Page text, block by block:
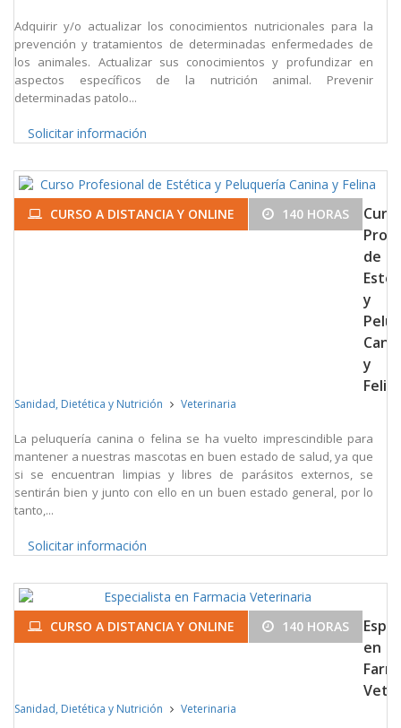
Adquirir y/o actualizar los conocimientos nutricionales para la
prevención y tratamientos de determinadas enfermedades de
los animales. Actualizar sus conocimientos y profundizar en
aspectos específicos de la nutrición animal. Prevenir
determinadas patolo...
Solicitar información
CURSO A DISTANCIA Y ONLINE 140 HORAS
de
y
y
Sanidad, Dietética y Nutrición Veterinaria
La peluquería canina o felina se ha vuelto imprescindible para
mantener a nuestras mascotas en buen estado de salud, ya que
si se encuentran limpias y libres de parásitos externos, se
sentirán bien y junto con ello en un buen estado general, por lo
tanto,...
Solicitar información
CURSO A DISTANCIA Y ONLINE 140 HORAS
en
Sanidad, Dietética y Nutrición Veterinaria